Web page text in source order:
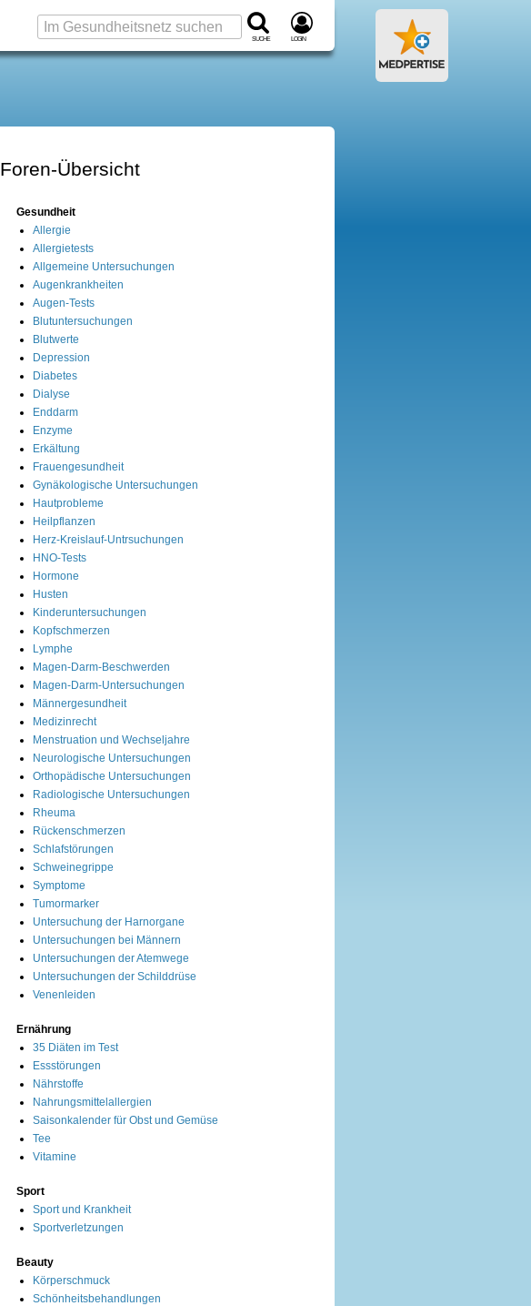
Suche Login
Foren-Übersicht
Gesundheit
Allergie
Allergietests
Allgemeine Untersuchungen
Augenkrankheiten
Augen-Tests
Blutuntersuchungen
Blutwerte
Depression
Diabetes
Dialyse
Enddarm
Enzyme
Erkältung
Frauengesundheit
Gynäkologische Untersuchungen
Hautprobleme
Heilpflanzen
Herz-Kreislauf-Untrsuchungen
HNO-Tests
Hormone
Husten
Kinderuntersuchungen
Kopfschmerzen
Lymphe
Magen-Darm-Beschwerden
Magen-Darm-Untersuchungen
Männergesundheit
Medizinrecht
Menstruation und Wechseljahre
Neurologische Untersuchungen
Orthopädische Untersuchungen
Radiologische Untersuchungen
Rheuma
Rückenschmerzen
Schlafstörungen
Schweinegrippe
Symptome
Tumormarker
Untersuchung der Harnorgane
Untersuchungen bei Männern
Untersuchungen der Atemwege
Untersuchungen der Schilddrüse
Venenleiden
Ernährung
35 Diäten im Test
Essstörungen
Nährstoffe
Nahrungsmittelallergien
Saisonkalender für Obst und Gemüse
Tee
Vitamine
Sport
Sport und Krankheit
Sportverletzungen
Beauty
Körperschmuck
Schönheitsbehandlungen